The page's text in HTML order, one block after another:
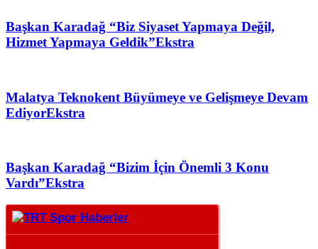
Başkan Karadağ “Biz Siyaset Yapmaya Değil,
Hizmet Yapmaya Geldik”Ekstra
Malatya Teknokent Büyümeye ve Gelişmeye Devam
EdiyorEkstra
Başkan Karadağ “Bizim İçin Önemli 3 Konu
Vardı”Ekstra